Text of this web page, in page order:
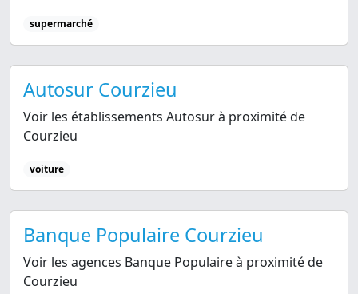
supermarché
Autosur Courzieu
Voir les établissements Autosur à proximité de
Courzieu
voiture
Banque Populaire Courzieu
Voir les agences Banque Populaire à proximité de
Courzieu